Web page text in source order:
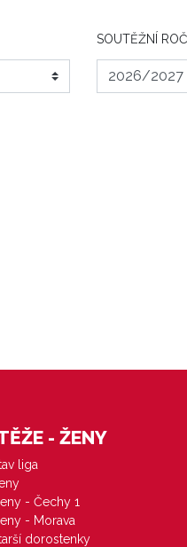
SOUTĚŽNÍ
- ŽENY
liga
- Čechy 1
- Morava
dorostenky